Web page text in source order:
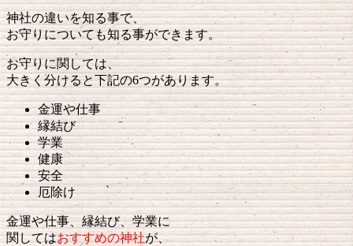
神社の違いを知る事で、
お守りについても知る事ができます。
お守りに関しては、
大きく分けると下記の6つがあります。
金運や仕事
縁結び
学業
健康
安全
厄除け
金運や仕事、縁結び、学業に
関してはおすすめの神社が、